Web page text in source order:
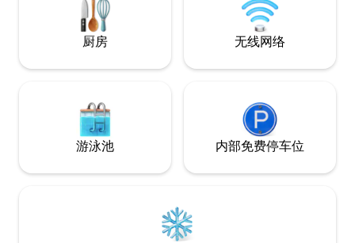
车仅需4分钟即可抵达木板步道！！
厨房 无线网络
游泳池 内部免费停车位